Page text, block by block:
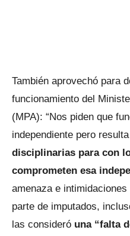
También aprovechó para
funcionamiento del
(MPA): “Nos piden que
independiente pero resulta
disciplinarias para con
comprometen esa
amenaza e
parte de imputados,
las consideró una “falta